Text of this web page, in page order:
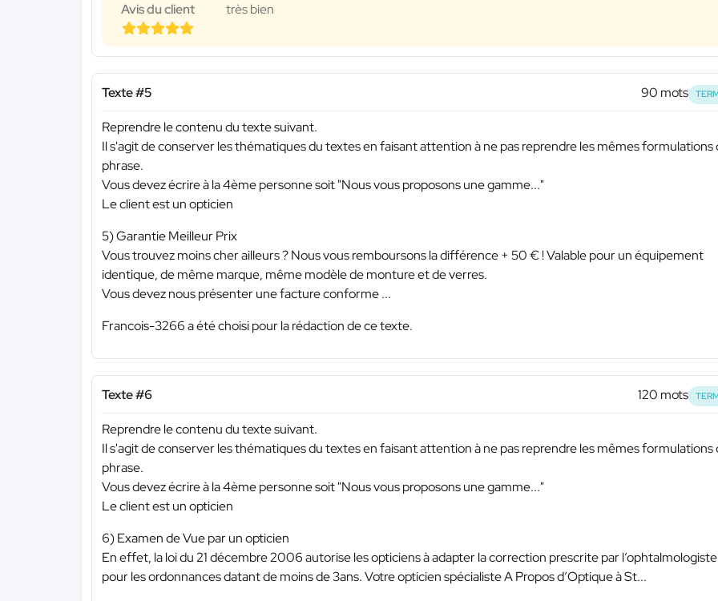
Avis du client très bien
Texte #5 90 mots
Reprendre le contenu du texte suivant.
Il s'agit de conserver les thématiques du textes en faisant attention à ne pas reprendre les mêmes formulations
phrase.
Vous devez écrire à la 4ème personne soit "Nous vous proposons une gamme..."
Le client est un opticien
5) Garantie Meilleur Prix
Vous trouvez moins cher ailleurs ? Nous vous remboursons la différence + 50 € ! Valable pour un équipement
identique, de même marque, même modèle de monture et de verres.
Vous devez nous présenter une facture conforme ...
Francois-3266 a été choisi pour la rédaction de ce texte.
Texte #6 120 mots
Reprendre le contenu du texte suivant.
Il s'agit de conserver les thématiques du textes en faisant attention à ne pas reprendre les mêmes formulations
phrase.
Vous devez écrire à la 4ème personne soit "Nous vous proposons une gamme..."
Le client est un opticien
6) Examen de Vue par un opticien
En effet, la loi du 21 décembre 2006 autorise les opticiens à adapter la correction prescrite par l’ophtalmologiste
pour les ordonnances datant de moins de 3ans. Votre opticien spécialiste A Propos d’Optique à St...